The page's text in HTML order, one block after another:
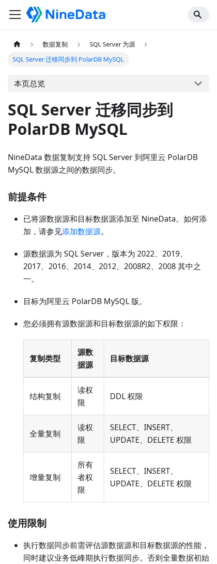
数据复制
SQL Server 为源
SQL Server 迁移同步到 PolarDB MySQL
本页总览
SQL Server 迁移同步到
PolarDB MySQL
NineData 数据复制支持 SQL Server 到阿里云 PolarDB
MySQL 数据源之间的数据同步。
前提条件
已将源数据源和目标数据源添加至 NineData。如何添
加，请参见添加数据源。
源数据源为 SQL Server，版本为 2022、2019、
2017、2016、2014、2012、2008R2、2008 其中之
一。
目标为阿里云 PolarDB MySQL 版。
您必须拥有源数据源和目标数据源的如下权限：
复制类型
源数
据源
目标数据源
结构复制
读权
限
DDL 权限
全量复制
读权
限
SELECT、INSERT、
UPDATE、DELETE 权限
增量复制
所有
者权
限
SELECT、INSERT、
UPDATE、DELETE 权限
使用限制
执行数据同步前需评估源数据源和目标数据源的性能，
同时建议业务低峰期执行数据同步。否则全量数据初始